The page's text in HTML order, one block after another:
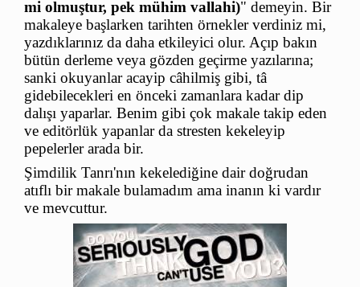
mi olmuştur, pek mühim vallahi)" demeyin. Bir
makaleye başlarken tarihten örnekler verdiniz mi,
yazdıklarınız da daha etkileyici olur. Açıp bakın
bütün derleme veya gözden geçirme yazılarına;
sanki okuyanlar acayip câhilmiş gibi, tâ
gidebilecekleri en önceki zamanlara kadar dip
dalışı yaparlar. Benim gibi çok makale takip eden
ve editörlük yapanlar da stresten kekeleyip
pepelerler arada bir.
Şimdilik Tanrı'nın kekelediğine dair doğrudan
atıflı bir makale bulamadım ama inanın ki vardır
ve mevcuttur.